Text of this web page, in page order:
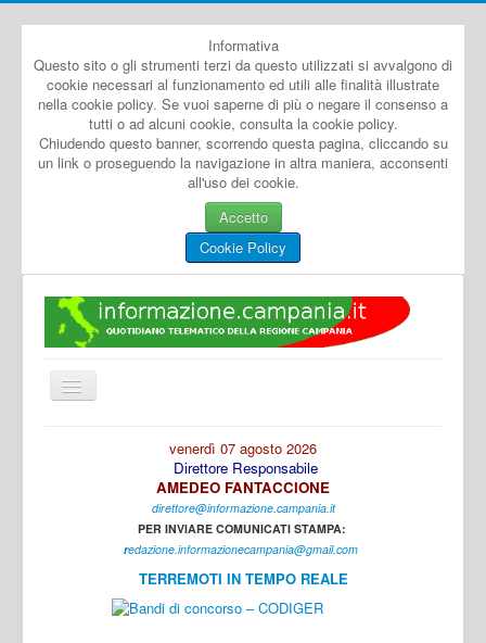
Informativa
Questo sito o gli strumenti terzi da questo utilizzati si avvalgono di
cookie necessari al funzionamento ed utili alle finalità illustrate
nella cookie policy. Se vuoi saperne di più o negare il consenso a
tutti o ad alcuni cookie, consulta la cookie policy.
Chiudendo questo banner, scorrendo questa pagina, cliccando su
un link o proseguendo la navigazione in altra maniera, acconsenti
all'uso dei cookie.
Accetto
Cookie Policy
Cambia
navigazione
venerdì 07 agosto 2026
Direttore Responsabile
AMEDEO FANTACCIONE
direttore@informazione.campania.it
PER INVIARE COMUNICATI STAMPA:
redazione.informazionecampania@gmail.com
TERREMOTI IN TEMPO REALE